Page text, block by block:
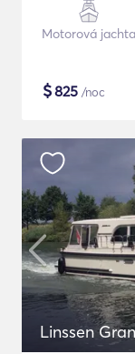
Motorová jachta
$825 /noc
Linssen